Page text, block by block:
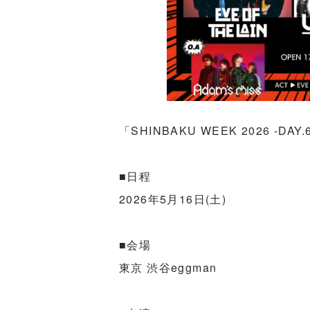
「SHINBAKU WEEK 2026 -
■日程
2026年5月16日(土)
■会場
東京 渋谷eggman